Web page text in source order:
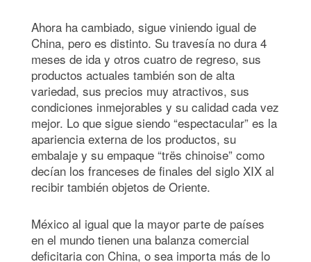
Ahora ha cambiado, sigue viniendo igual de
China, pero es distinto. Su travesía no dura 4
meses de ida y otros cuatro de regreso, sus
productos actuales también son de alta
variedad, sus precios muy atractivos, sus
condiciones inmejorables y su calidad cada vez
mejor. Lo que sigue siendo “espectacular” es la
apariencia externa de los productos, su
embalaje y su empaque “trës chinoise” como
decían los franceses de finales del siglo XIX al
recibir también objetos de Oriente.
México al igual que la mayor parte de países
en el mundo tienen una balanza comercial
deficitaria con China, o sea importa más de lo